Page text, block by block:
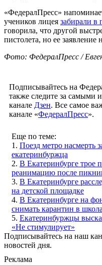
«ФедералПресс»
учеников лицея забирали
говорила, что другой
пистолета, но ее заявление
Фото: ФедералПресс /
Подписывайтесь на
также следите за
канале Дзен. Все самое
канале «ФедералПресс».
Еще по теме:
1. Поезд метро насмерть
екатеринбуржца
2. В Екатеринбурге трое
реанимацию после
3. В Екатеринбурге
на детской площадке
4. В Екатеринбурге на
снимать карантин в
5. Екатеринбуржцы
«Не стимулирует»
Подписывайтесь на наш
новостей дня.
Реклама